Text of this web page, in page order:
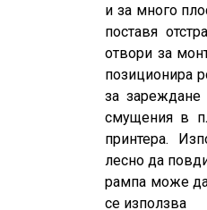
и за много
поставя
отвори за
позиционира
за
смущения в
принтера.
лесно да
рампа може да
се използва